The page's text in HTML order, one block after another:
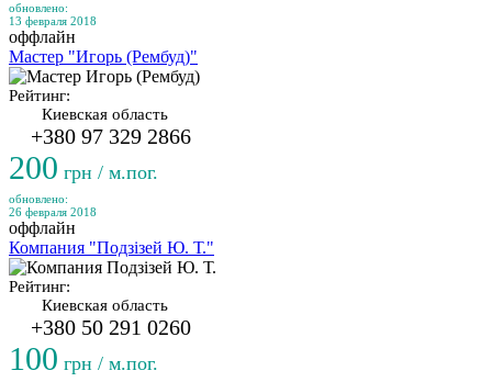
обновлено:
13 февраля 2018
оффлайн
Мастер "Игорь (Рембуд)"
Рейтинг:
Киевская область
+380 97 329 2866
200 грн / м.пог.
обновлено:
26 февраля 2018
оффлайн
Компания "Подзізей Ю. Т."
Рейтинг:
Киевская область
+380 50 291 0260
100 грн / м.пог.